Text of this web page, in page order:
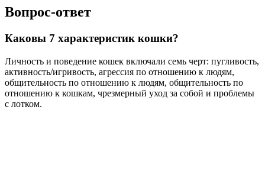
Вопрос-ответ
Каковы 7 характеристик кошки?
Личность и поведение кошек включали семь черт: пугливость,
активность/игривость, агрессия по отношению к людям,
общительность по отношению к людям, общительность по
отношению к кошкам, чрезмерный уход за собой и проблемы
с лотком.